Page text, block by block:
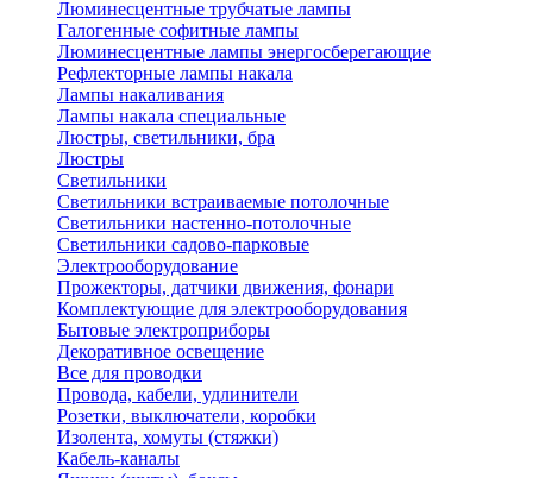
Люминесцентные трубчатые лампы
Галогенные софитные лампы
Люминесцентные лампы энергосберегающие
Рефлекторные лампы накала
Лампы накаливания
Лампы накала специальные
Люстры, светильники, бра
Люстры
Светильники
Светильники встраиваемые потолочные
Светильники настенно-потолочные
Светильники садово-парковые
Электрооборудование
Прожекторы, датчики движения, фонари
Комплектующие для электрооборудования
Бытовые электроприборы
Декоративное освещение
Все для проводки
Провода, кабели, удлинители
Розетки, выключатели, коробки
Изолента, хомуты (стяжки)
Кабель-каналы